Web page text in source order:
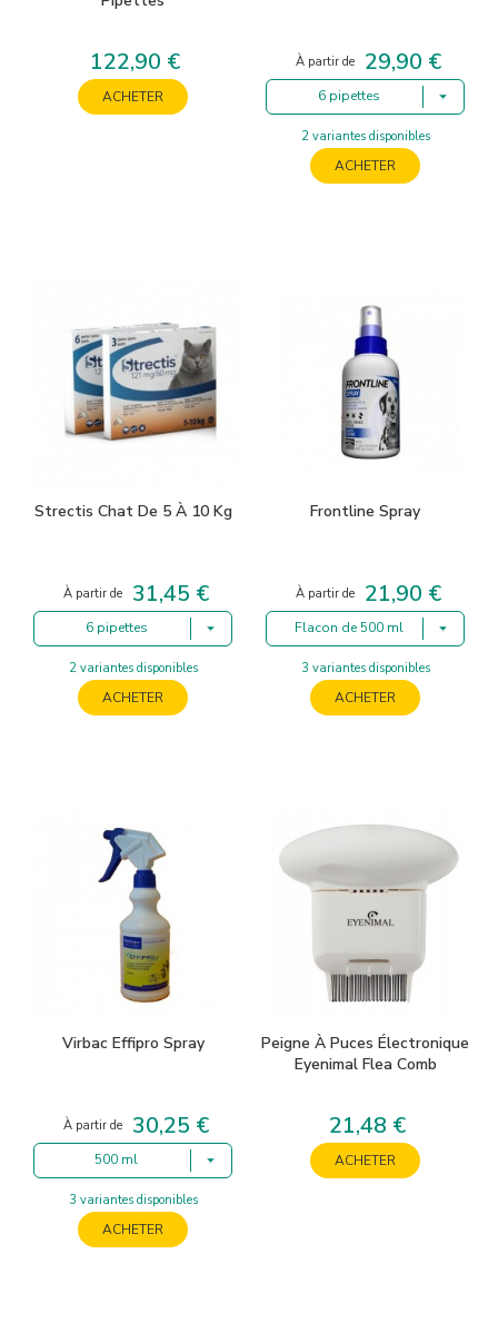
Prix
122,90 €
ACHETER
À partir de Prix
29,90 €
6 pipettes
2 variantes disponibles
ACHETER
Strectis Chat De 5 À 10 Kg
À partir de Prix
31,45 €
6 pipettes
2 variantes disponibles
ACHETER
Frontline Spray
À partir de Prix
21,90 €
Flacon de 500 ml
3 variantes disponibles
ACHETER
Virbac Effipro Spray
À partir de Prix
30,25 €
500 ml
3 variantes disponibles
ACHETER
Peigne À Puces Électronique
Eyenimal Flea Comb
Prix
21,48 €
ACHETER